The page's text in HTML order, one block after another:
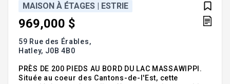
MAISON À ÉTAGES | ESTRIE
969,000 $
59 Rue des Érables,
Hatley, J0B 4B0
PRÈS DE 200 PIEDS AU BORD DU LAC MASSAWIPPI.
Située au coeur des Cantons-de-l'Est, cette